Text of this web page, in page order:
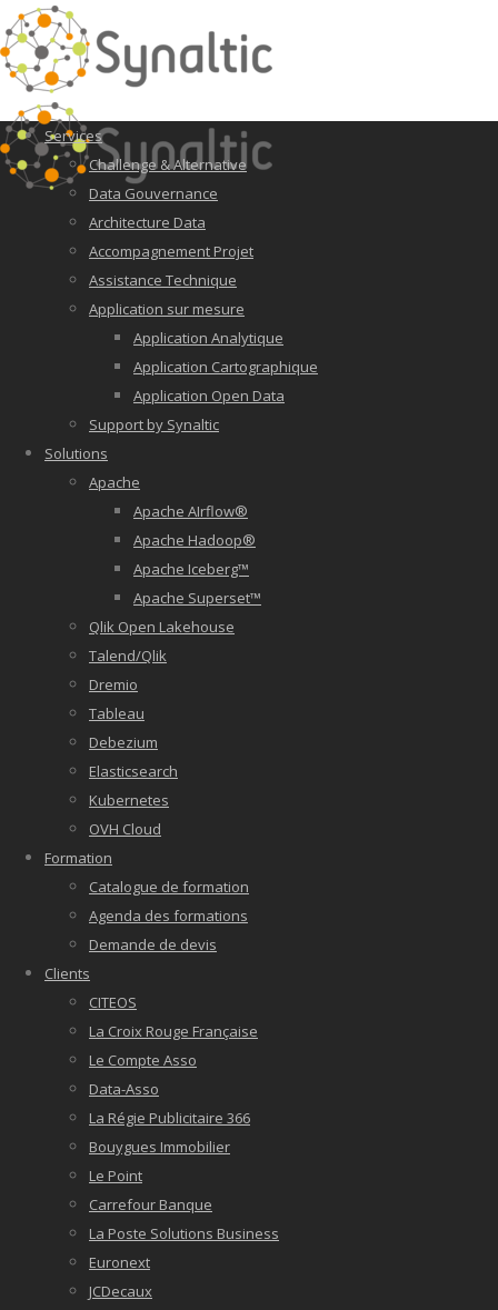
Services
Challenge & Alternative
Data Gouvernance
Architecture Data
Accompagnement Projet
Assistance Technique
Application sur mesure
Application Analytique
Application Cartographique
Application Open Data
Support by Synaltic
Solutions
Apache
Apache AIrflow®
Apache Hadoop®
Apache Iceberg™
Apache Superset™
Qlik Open Lakehouse
Talend/Qlik
Dremio
Tableau
Debezium
Elasticsearch
Kubernetes
OVH Cloud
Formation
Catalogue de formation
Agenda des formations
Demande de devis
Clients
CITEOS
La Croix Rouge Française
Le Compte Asso
Data-Asso
La Régie Publicitaire 366
Bouygues Immobilier
Le Point
Carrefour Banque
La Poste Solutions Business
Euronext
JCDecaux